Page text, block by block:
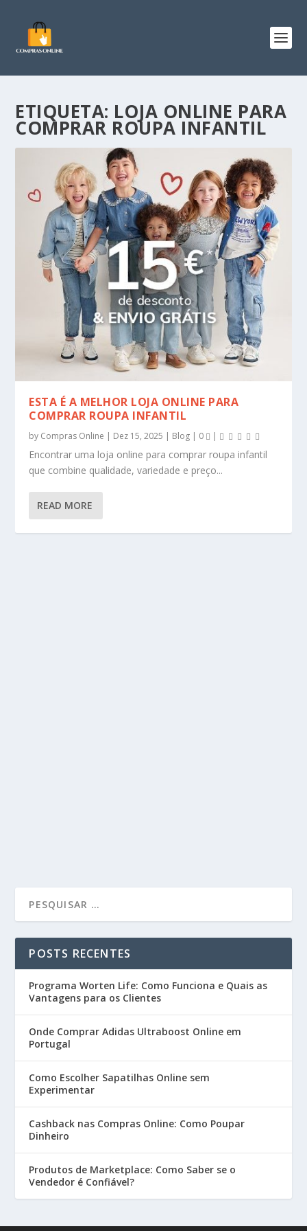
ETIQUETA: LOJA ONLINE PARA
COMPRAR ROUPA INFANTIL
ESTA É A MELHOR LOJA ONLINE PARA
COMPRAR ROUPA INFANTIL
by Compras Online | Dez 15, 2025 | Blog | 0 |
Encontrar uma loja online para comprar roupa infantil
que combine qualidade, variedade e preço...
READ MORE
POSTS RECENTES
Programa Worten Life: Como Funciona e Quais as
Vantagens para os Clientes
Onde Comprar Adidas Ultraboost Online em
Portugal
Como Escolher Sapatilhas Online sem
Experimentar
Cashback nas Compras Online: Como Poupar
Dinheiro
Produtos de Marketplace: Como Saber se o
Vendedor é Confiável?